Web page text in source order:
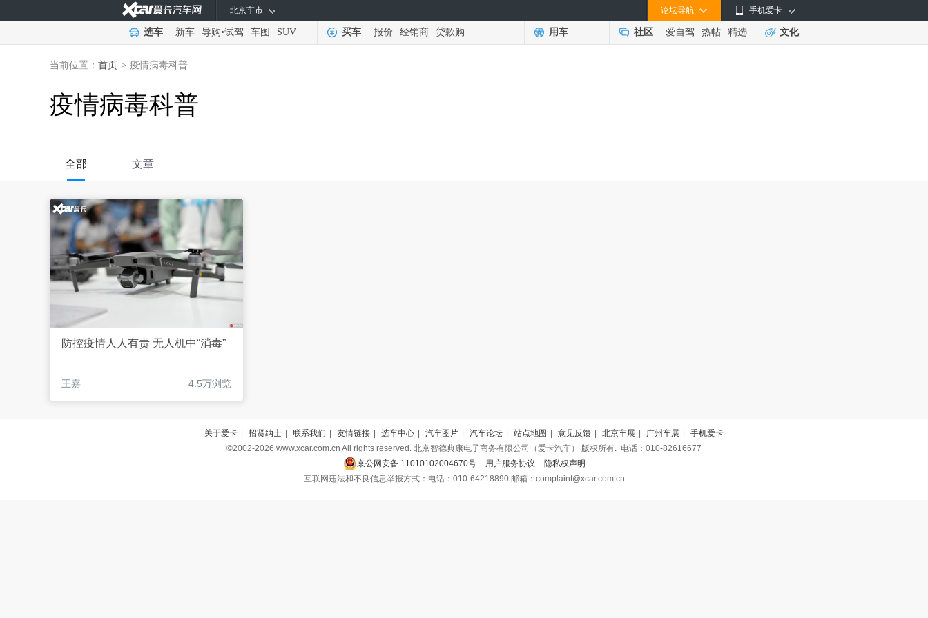
手机爱卡
论坛导航
北京车市
选车 新车 导购•试驾 车图 SUV 买车 报价 经销商 贷款购 用车 社区 爱自驾 热帖 精选 文化
当前位置： 首页 > 疫情病毒科普
疫情病毒科普
全部 文章
防控疫情人人有责 无人机中“消毒”
王嘉 4.5万浏览
关于爱卡 招贤纳士 联系我们 友情链接 选车中心 汽车图片 汽车论坛 站点地图 意见反馈 北京车展 广州车展
手机爱卡
©2002-2026 www.xcar.com.cn All rights reserved. 北京智德典康电子商务有限公司（爱卡汽车） 版权所有. 电话：010-82616677
京公网安备 11010102004670号
用户服务协议
隐私权声明
互联网违法和不良信息举报方式：电话：010-64218890 邮箱：complaint@xcar.com.cn